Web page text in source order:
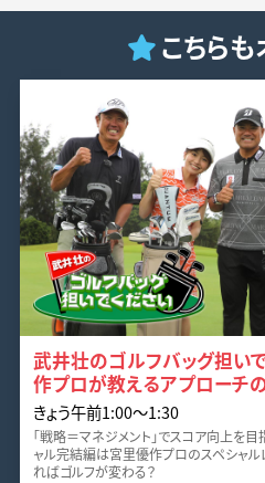
こちらも
武井壮のゴルフバッグ担い
作プロが教えるアプローチ
きょう午前1:00〜1:30
「戦略＝マネジメント」でスコア向上を
ャル完結編は宮里優作プロのスペシャ
ればゴルフが変わる？